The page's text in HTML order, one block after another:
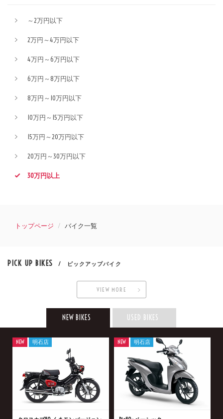
～2万円以下
2万円～4万円以下
4万円～6万円以下
6万円～8万円以下
8万円～10万円以下
10万円～15万円以下
15万円～20万円以下
20万円～30万円以下
30万円以上
トップページ バイク一覧
PICK UP BIKES / ピックアップバイク
VIEW MORE
NEW BIKES USED BIKES
NEW 明石店 NEW 明石店